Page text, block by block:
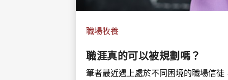
職場牧養
職涯真的可以被規劃嗎？
筆者最近遇上處於不同困境的職場信徒